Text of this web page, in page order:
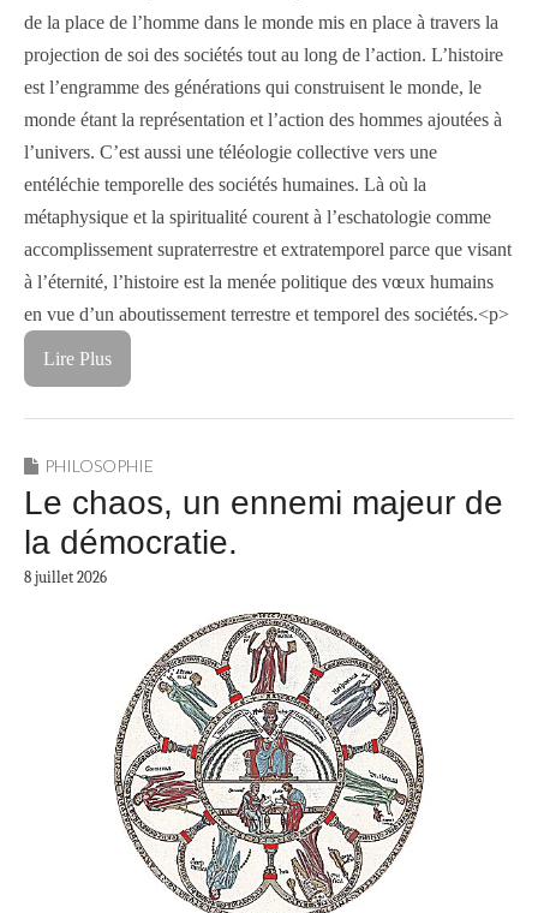
de la place de l’homme dans le monde mis en place à travers la
projection de soi des sociétés tout au long de l’action. L’histoire
est l’engramme des générations qui construisent le monde, le
monde étant la représentation et l’action des hommes ajoutées à
l’univers. C’est aussi une téléologie collective vers une
entéléchie temporelle des sociétés humaines. Là où la
métaphysique et la spiritualité courent à l’eschatologie comme
accomplissement supraterrestre et extratemporel parce que visant
à l’éternité, l’histoire est la menée politique des vœux humains
en vue d’un aboutissement terrestre et temporel des sociétés.<p>
Lire Plus
PHILOSOPHIE
Le chaos, un ennemi majeur de
la démocratie.
8 juillet 2026